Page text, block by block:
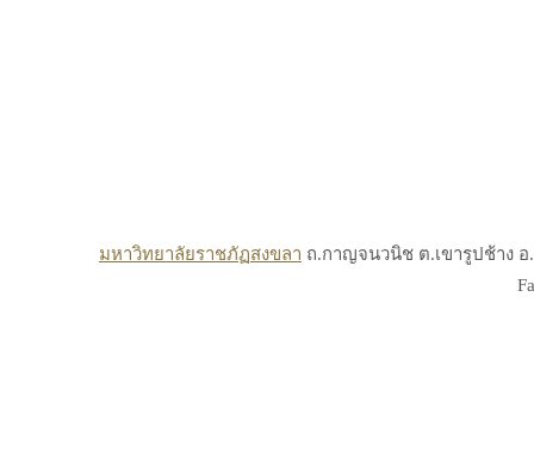
มหาวิทยาลัยราชภัฏสงขลา ถ.กาญจนวนิช ต.เขารูปช้าง อ.